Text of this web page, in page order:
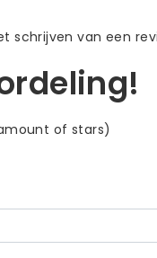
schrijven van een
of stars)